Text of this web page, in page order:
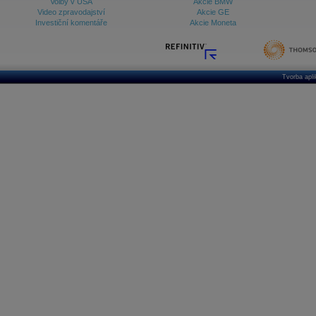
Video zpravodajství
Investiční komentáře
Akcie GE
Akcie Moneta
Tvorba